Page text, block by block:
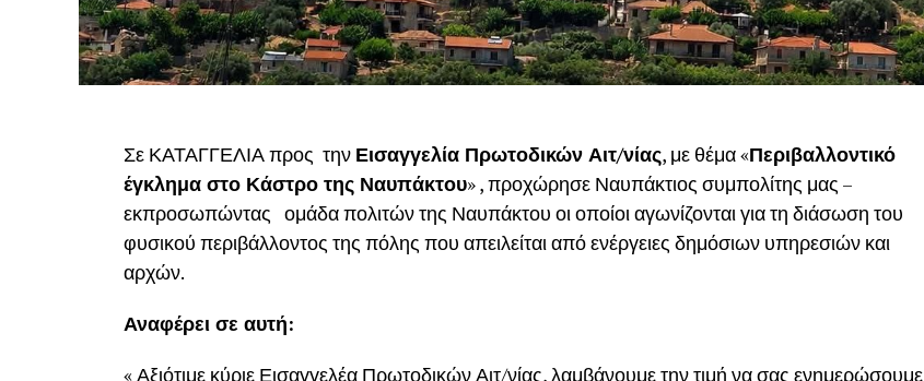
Σε ΚΑΤΑΓΓΕΛΙΑ προς την Εισαγγελία Πρωτοδικών Αιτ/νίας, με θέμα «Περιβαλλοντικό
έγκλημα στο Κάστρο της Ναυπάκτου» , προχώρησε Ναυπάκτιος συμπολίτης μας –
εκπροσωπώντας ομάδα πολιτών της Ναυπάκτου οι οποίοι αγωνίζονται για τη διάσωση του
φυσικού περιβάλλοντος της πόλης που απειλείται από ενέργειες δημόσιων υπηρεσιών και
αρχών.
Αναφέρει σε αυτή:
« Αξιότιμε κύριε Εισαγγελέα Πρωτοδικών Αιτ/νίας, λαμβάνουμε την τιμή να σας ενημερώσουμε